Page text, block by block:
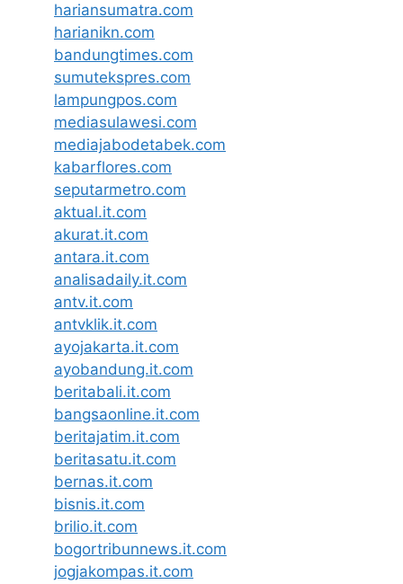
hariansumatra.com
harianikn.com
bandungtimes.com
sumutekspres.com
lampungpos.com
mediasulawesi.com
mediajabodetabek.com
kabarflores.com
seputarmetro.com
aktual.it.com
akurat.it.com
antara.it.com
analisadaily.it.com
antv.it.com
antvklik.it.com
ayojakarta.it.com
ayobandung.it.com
beritabali.it.com
bangsaonline.it.com
beritajatim.it.com
beritasatu.it.com
bernas.it.com
bisnis.it.com
brilio.it.com
bogortribunnews.it.com
jogjakompas.it.com